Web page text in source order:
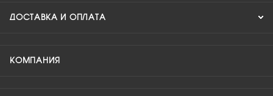
ДОСТАВКА И ОПЛАТА
КОМПАНИЯ